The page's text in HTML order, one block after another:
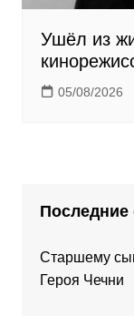
Ушёл из
05/08/2026
Последние
Старшему
Героя Чечни